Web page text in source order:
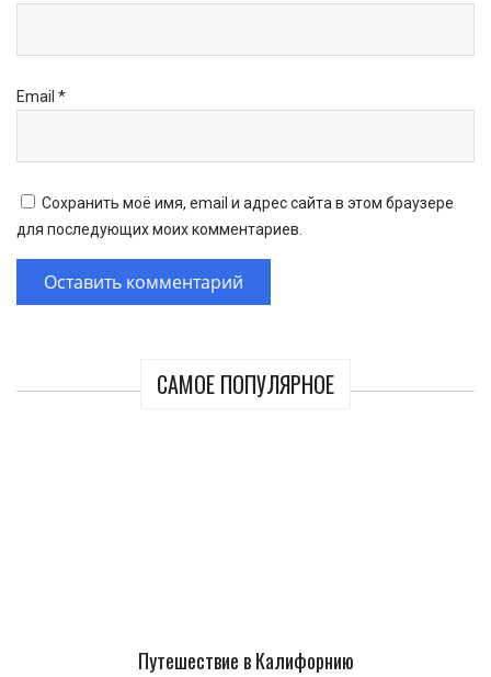
САМОЕ ПОПУЛЯРНОЕ
Путешествие в Калифорнию
Email *
Сохранить моё имя, email и адрес сайта в этом браузере
для последующих моих комментариев.